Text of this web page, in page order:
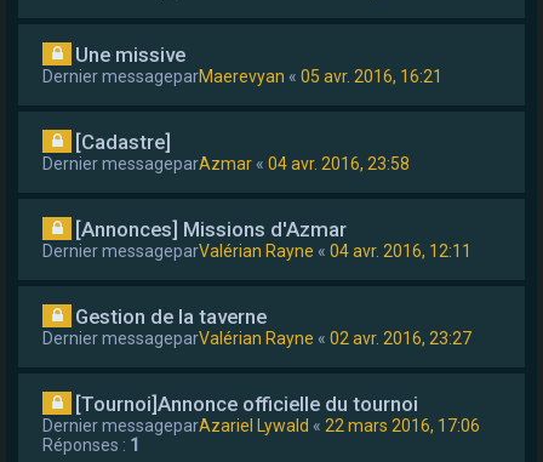
Une missive
Dernier messageparMaerevyan « 05 avr. 2016, 16:21
[Cadastre]
Dernier messageparAzmar « 04 avr. 2016, 23:58
[Annonces] Missions d'Azmar
Dernier messageparValérian Rayne « 04 avr. 2016, 12:11
Gestion de la taverne
Dernier messageparValérian Rayne « 02 avr. 2016, 23:27
[Tournoi]Annonce officielle du tournoi
Dernier messageparAzariel Lywald « 22 mars 2016, 17:06
Réponses : 1